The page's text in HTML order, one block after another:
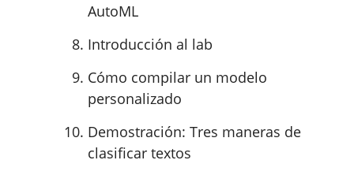
AutoML
Introducción al lab
Cómo compilar un modelo
personalizado
Demostración: Tres maneras de
clasificar textos